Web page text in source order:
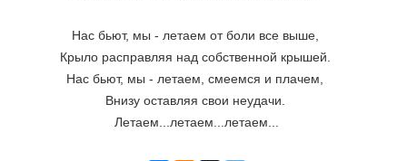
Нас бьют, мы - летаем от боли все выше,
Крыло расправляя над собственной крышей.
Нас бьют, мы - летаем, смеемся и плачем,
Внизу оставляя свои неудачи.
Летаем...летаем...летаем...